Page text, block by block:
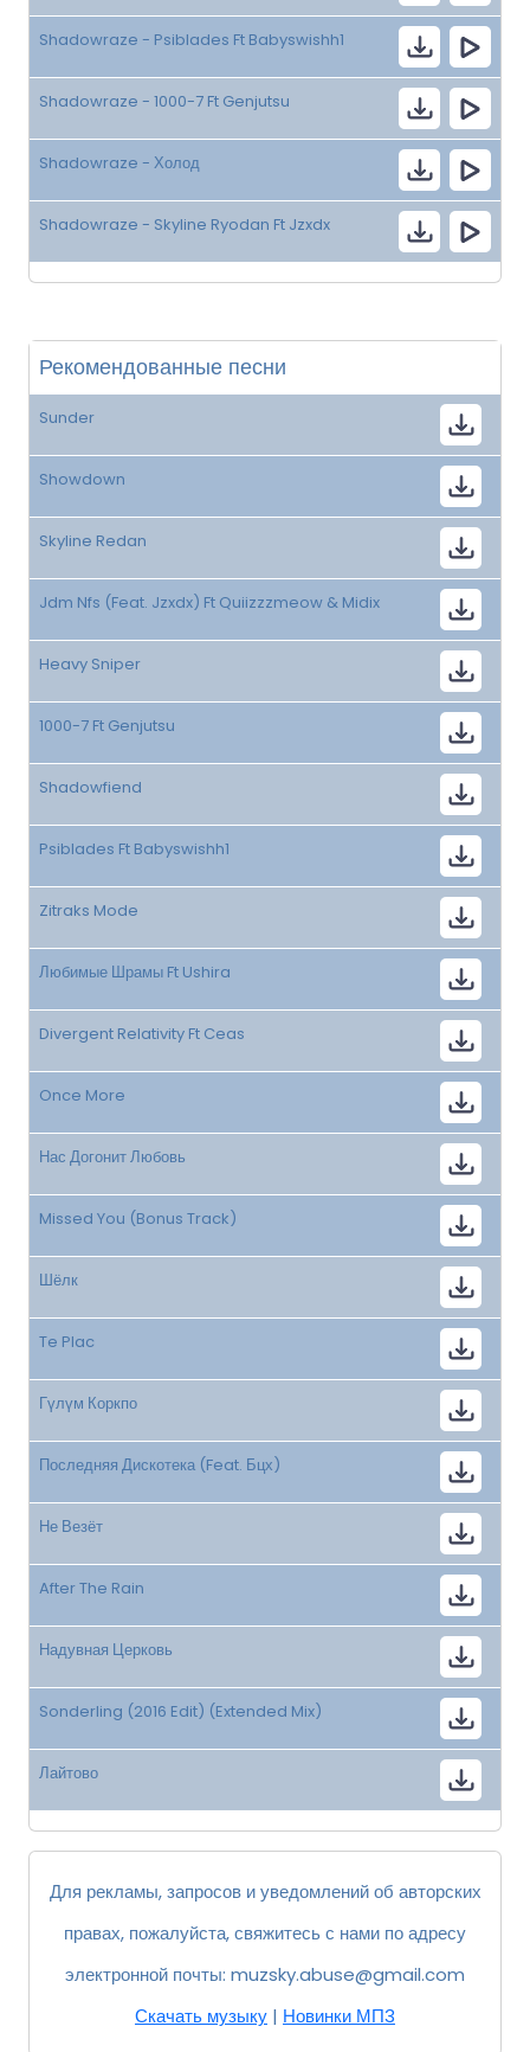
Shadowraze - Psiblades Ft Babyswishh1
Shadowraze - 1000-7 Ft Genjutsu
Shadowraze - Холод
Shadowraze - Skyline Ryodan Ft Jzxdx
Рекомендованные песни
Sunder
Showdown
Skyline Redan
Jdm Nfs (Feat. Jzxdx) Ft Quiizzzmeow & Midix
Heavy Sniper
1000-7 Ft Genjutsu
Shadowfiend
Psiblades Ft Babyswishh1
Zitraks Mode
Любимые Шрамы Ft Ushira
Divergent Relativity Ft Ceas
Once More
Нас Догонит Любовь
Missed You (Bonus Track)
Шёлк
Te Plac
Гүлүм Коркпо
Последняя Дискотека (Feat. Бцх)
Не Везёт
After The Rain
Надувная Церковь
Sonderling (2016 Edit) (Extended Mix)
Лайтово
Для рекламы, запросов и уведомлений об авторских
правах, пожалуйста, свяжитесь с нами по адресу
электронной почты: muzsky.abuse@gmail.com
Скачать музыку | Новинки МП3